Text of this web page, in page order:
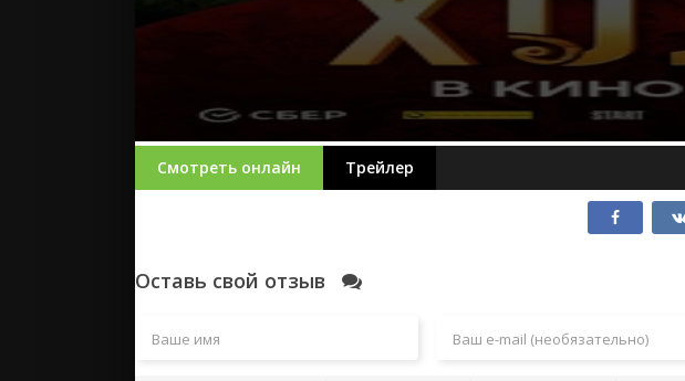
Смотреть онлайн Трейлер
Оставь свой отзыв